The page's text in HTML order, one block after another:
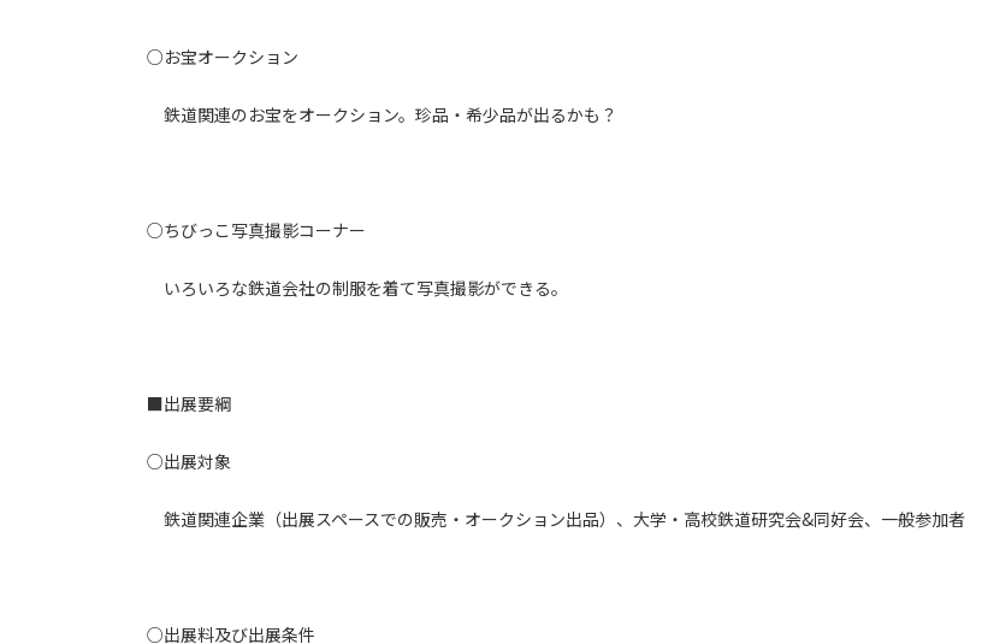
○お宝オークション
鉄道関連のお宝をオークション。珍品・希少品が出るかも？
○ちびっこ写真撮影コーナー
いろいろな鉄道会社の制服を着て写真撮影ができる。
■出展要綱
○出展対象
鉄道関連企業（出展スペースでの販売・オークション出品）、大学・高校鉄道研究会&同好会、一般参加者
○出展料及び出展条件